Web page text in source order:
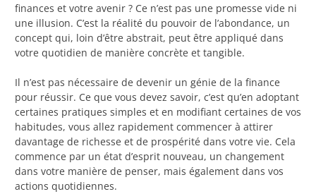
finances et votre avenir ? Ce n’est pas une promesse vide ni
une illusion. C’est la réalité du pouvoir de l’abondance, un
concept qui, loin d’être abstrait, peut être appliqué dans
votre quotidien de manière concrète et tangible.
Il n’est pas nécessaire de devenir un génie de la finance
pour réussir. Ce que vous devez savoir, c’est qu’en adoptant
certaines pratiques simples et en modifiant certaines de vos
habitudes, vous allez rapidement commencer à attirer
davantage de richesse et de prospérité dans votre vie. Cela
commence par un état d’esprit nouveau, un changement
dans votre manière de penser, mais également dans vos
actions quotidiennes.